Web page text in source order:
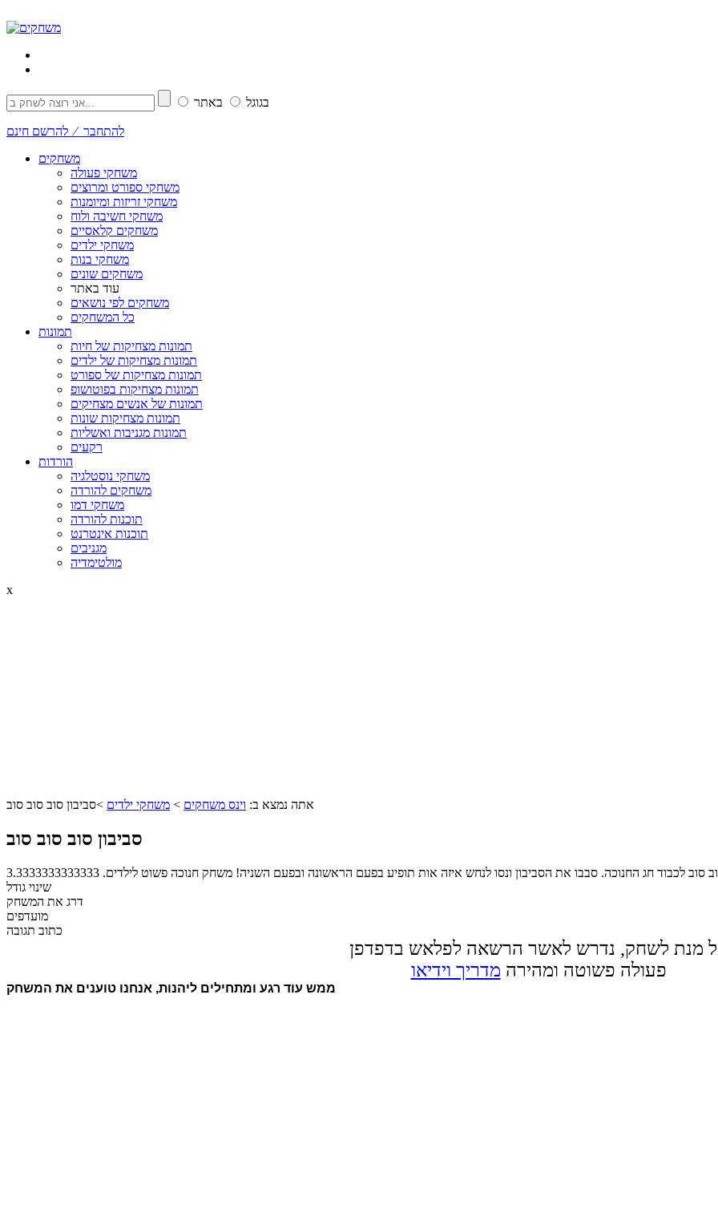
בגוגל באתר
להתחבר ⁄ להרשם חינם
משחקים
משחקי פעולה
משחקי ספורט ומרוצים
משחקי זריזות ומיומנות
משחקי חשיבה ולוח
משחקים קלאסיים
משחקי ילדים
משחקי בנות
משחקים שונים
עוד באתר
משחקים לפי נושאים
כל המשחקים
תמונות
תמונות מצחיקות של חיות
תמונות מצחיקות של ילדים
תמונות מצחיקות של ספורט
תמונות מצחיקות בפוטושופ
תמונות של אנשים מצחיקים
תמונות מצחיקות שונות
תמונות מגניבות ואשליות
רקעים
הורדות
משחקי נוסטלגיה
משחקים להורדה
משחקי דמו
תוכנות להורדה
תוכנות אינטרנט
מגניבים
מולטימדיה
x
אתה נמצא ב: וינס משחקים > משחקי ילדים >סביבון סוב סוב סוב
סביבון סוב סוב סוב
סוב לכבוד חג החנוכה. סבבו את הסביבון ונסו לנחש איזה אות תופיע בפעם הראשונה ובפעם השניה! משחק חנוכה פשוט לילדים. 3.3333333333333
שינוי גודל
דרג את המשחק
מועדפים
כתוב תגובה
מנת לשחק, נדרש לאשר הרשאה לפלאש בדפדפן
פעולה פשוטה ומהירה מדריך וידיאו
ממש עוד רגע ומתחילים ליהנות, אנחנו טוענים את המשחק